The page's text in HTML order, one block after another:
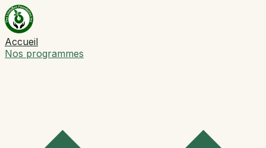
Accueil
Nos programmes